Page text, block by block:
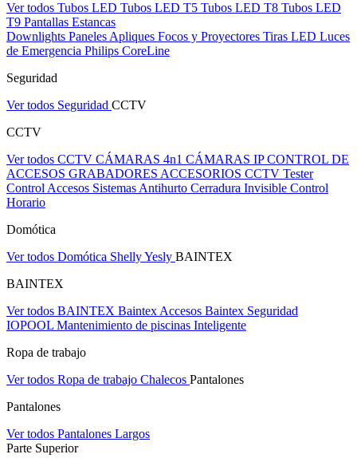
Ver todos Tubos LED Tubos LED T5 Tubos LED T8 Tubos LED
T9 Pantallas Estancas
Downlights Paneles Apliques Focos y Proyectores Tiras LED Luces
de Emergencia Philips CoreLine
Seguridad
Ver todos Seguridad CCTV
CCTV
Ver todos CCTV CÁMARAS 4n1 CÁMARAS IPCONTROL DE
ACCESOS GRABADORES ACCESORIOS CCTV Tester
Control Accesos Sistemas Antihurto Cerradura Invisible Control
Horario
Domótica
Ver todos Domótica ShellyYesly BAINTEX
BAINTEX
Ver todos BAINTEX Baintex Accesos Baintex Seguridad
IOPOOL Mantenimiento de piscinas Inteligente
Ropa de trabajo
Ver todos Ropa de trabajo Chalecos Pantalones
Pantalones
Ver todos Pantalones Largos
Parte Superior